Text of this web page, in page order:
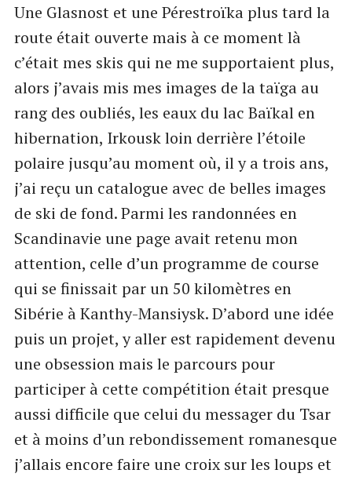
Une Glasnost et une Pérestroïka plus tard la
route était ouverte mais à ce moment là
c’était mes skis qui ne me supportaient plus,
alors j’avais mis mes images de la taïga au
rang des oubliés, les eaux du lac Baïkal en
hibernation, Irkousk loin derrière l’étoile
polaire jusqu’au moment où, il y a trois ans,
j’ai reçu un catalogue avec de belles images
de ski de fond. Parmi les randonnées en
Scandinavie une page avait retenu mon
attention, celle d’un programme de course
qui se finissait par un 50 kilomètres en
Sibérie à Kanthy-Mansiysk. D’abord une idée
puis un projet, y aller est rapidement devenu
une obsession mais le parcours pour
participer à cette compétition était presque
aussi difficile que celui du messager du Tsar
et à moins d’un rebondissement romanesque
j’allais encore faire une croix sur les loups et